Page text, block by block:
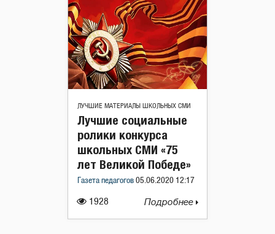
ЛУЧШИЕ МАТЕРИАЛЫ ШКОЛЬНЫХ СМИ
1928
Лучшие социальные
ролики конкурса
школьных СМИ «75
лет Великой Победе»
Газета педагогов 05.06.2020 12:17
Подробнее